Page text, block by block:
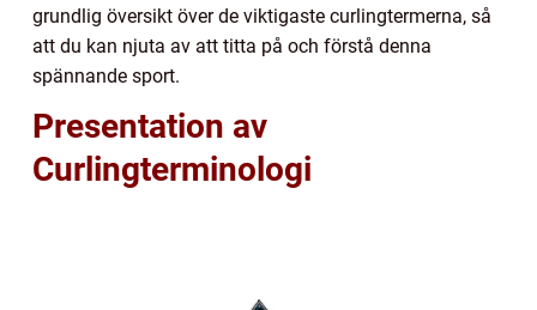
grundlig översikt över de viktigaste curlingtermerna, så
att du kan njuta av att titta på och förstå denna
spännande sport.
Presentation av
Curlingterminologi